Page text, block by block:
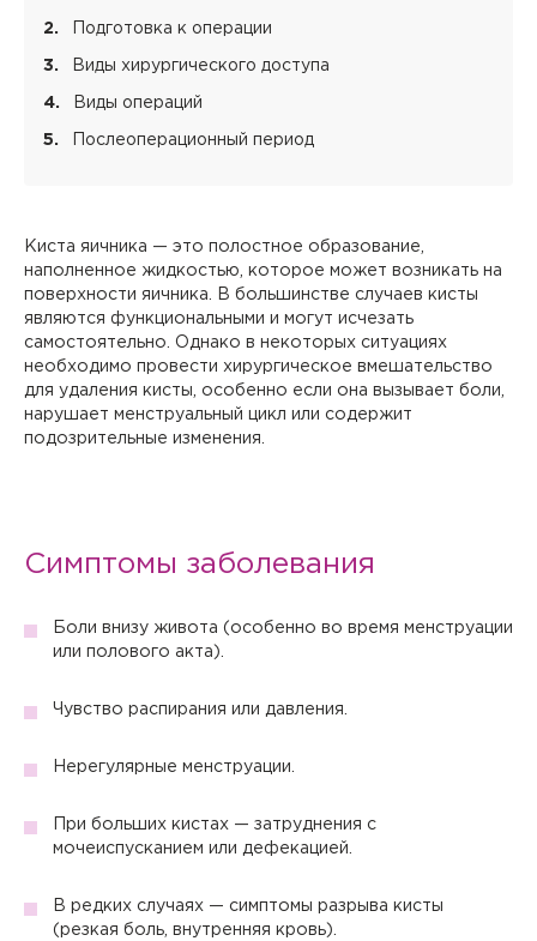
Подготовка к операции
Виды хирургического доступа
Виды операций
Послеоперационный период
Киста яичника — это полостное образование,
наполненное жидкостью, которое может возникать на
поверхности яичника. В большинстве случаев кисты
являются функциональными и могут исчезать
самостоятельно. Однако в некоторых ситуациях
необходимо провести хирургическое вмешательство
для удаления кисты, особенно если она вызывает боли,
нарушает менструальный цикл или содержит
подозрительные изменения.
Симптомы заболевания
Боли внизу живота (особенно во время менструации
или полового акта).
Чувство распирания или давления.
Нерегулярные менструации.
При больших кистах — затруднения с
мочеиспусканием или дефекацией.
В редких случаях — симптомы разрыва кисты
(резкая боль, внутренняя кровь).